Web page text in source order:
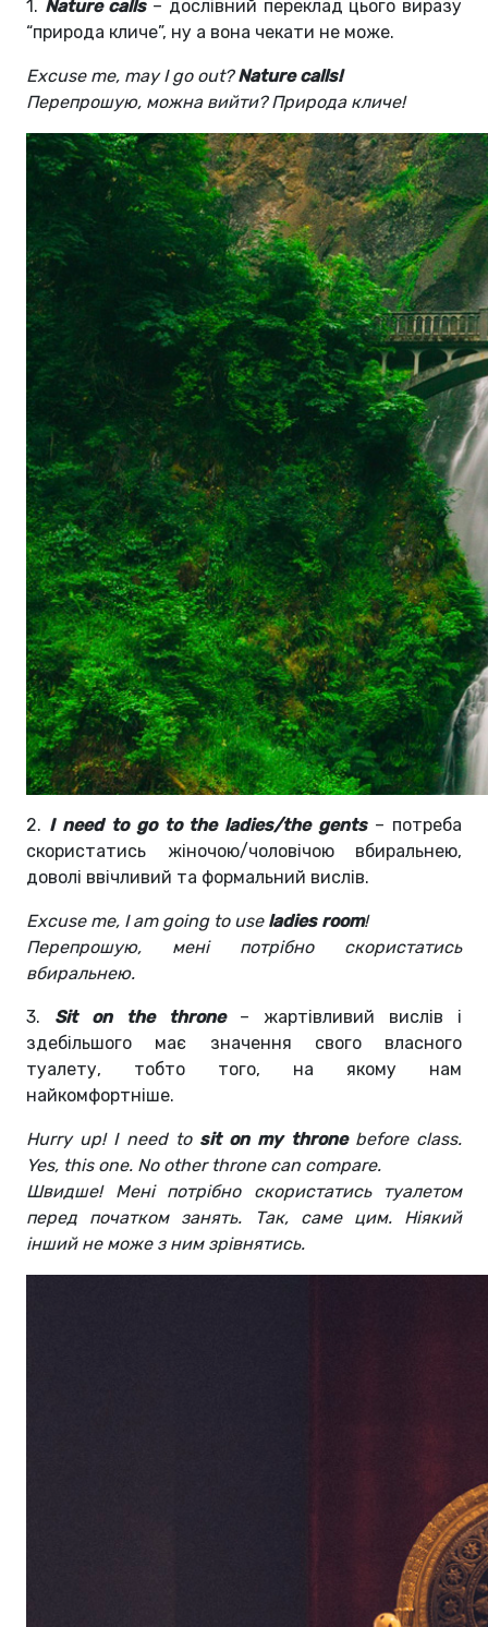
1. Nature calls– дослівний переклад цього виразу
“природа кличе”, ну а вона чекати не може.
Excuse me, may I go out?Nature calls!
Перепрошую, можна вийти? Природа кличе!
2. I need to go to the ladies/the gents– потреба
скористатись жіночою/чоловічою вбиральнею,
доволі ввічливий та формальний вислів.
Excuse me, I am going to use ladies room!
Перепрошую, мені потрібно скористатись
вбиральнею.
3. Sit on the throne– жартівливий вислів і
здебільшого має значення свого власного
туалету, тобто того, на якому нам
найкомфортніше.
Hurry up! I need to sit on my thronebefore class.
Yes, this one. No other throne can compare.
Швидше! Мені потрібно скористатись туалетом
перед початком занять. Так, саме цим. Ніякий
інший не може з ним зрівнятись.